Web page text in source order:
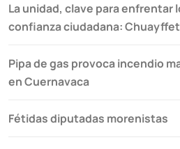
La unidad, clave para enfrentar
confianza ciudadana: Chuayffet
Pipa de gas provoca incendio
en Cuernavaca
Fétidas diputadas morenistas